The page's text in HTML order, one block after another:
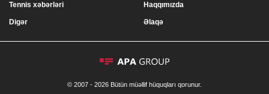
Tennis xəbərləri
Digər
Haqqımızda
Əlaqə
© 2007 - 2026 Bütün müəllif hüquqları qorunur.